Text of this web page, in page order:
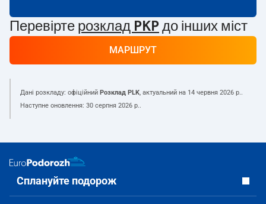
Перевірте розклад PKP до інших міст
МАРШРУТ
Дані розкладу: офіційний Розклад PLK, актуальний на 14 червня 2026 р..
Наступне оновлення: 30 серпня 2026 р..
Сплануйте подорож